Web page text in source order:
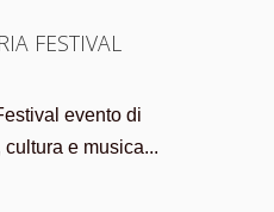
FESTIVAL
evento di
cultura e musica...